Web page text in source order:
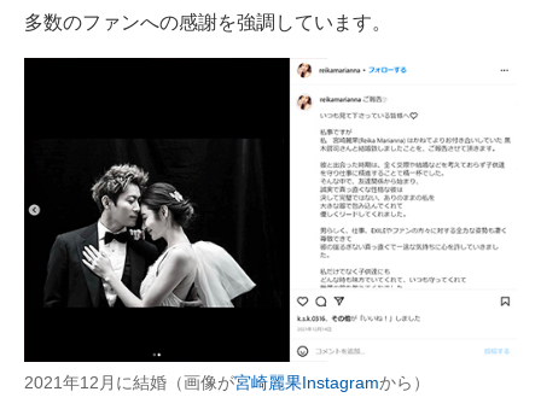
多数のファンへの感謝を強調しています。
2021年12月に結婚（画像が宮崎麗果Instagramから）